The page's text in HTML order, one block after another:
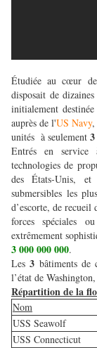
Étudiée au cœur
disposait de
initialement
auprès de l'US Navy,
unités à seulement 3
Entrés en
technologies de
des États-Unis, et
submersibles les
d’escorte, de
forces spéciales
extrêmement
3 000 000 000.
Les3 bâtiments de
l’état de
Répartition de la
Nom
USS Seawolf
USS Connecticut